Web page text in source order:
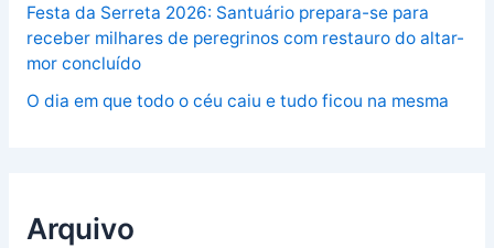
Festa da Serreta 2026: Santuário prepara-se para
receber milhares de peregrinos com restauro do altar-
mor concluído
O dia em que todo o céu caiu e tudo ficou na mesma
Arquivo